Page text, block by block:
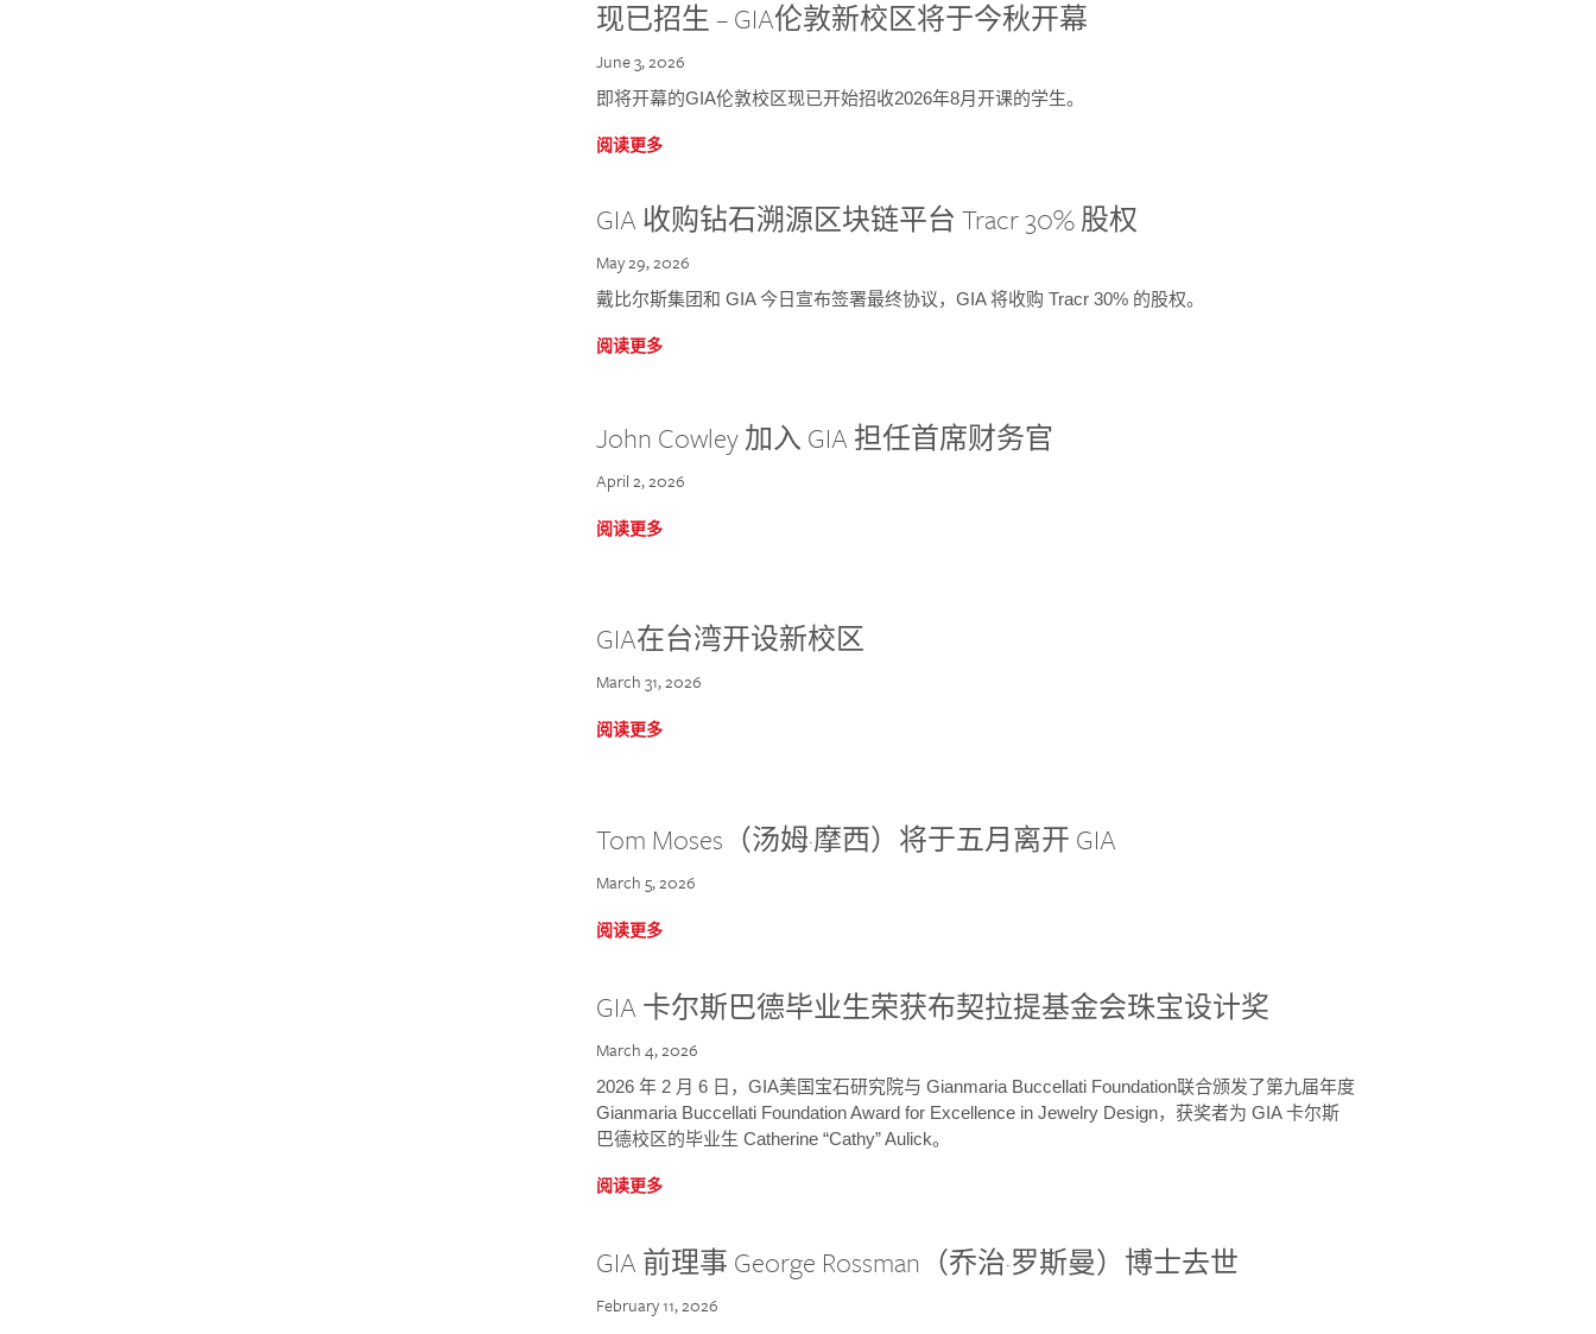
现已招生 – GIA伦敦新校区将于今秋开幕
June 3, 2026
即将开幕的GIA伦敦校区现已开始招收2026年8月开课的学生。
阅读更多
GIA 收购钻石溯源区块链平台 Tracr 30% 股权
May 29, 2026
戴比尔斯集团和 GIA 今日宣布签署最终协议，GIA 将收购 Tracr 30% 的股权。
阅读更多
John Cowley 加入 GIA 担任首席财务官
April 2, 2026
阅读更多
GIA在台湾开设新校区
March 31, 2026
阅读更多
Tom Moses（汤姆·摩西）将于五月离开 GIA
March 5, 2026
阅读更多
GIA 卡尔斯巴德毕业生荣获布契拉提基金会珠宝设计奖
March 4, 2026
2026 年 2 月 6 日，GIA美国宝石研究院与 Gianmaria Buccellati Foundation联合颁发了第九届年度
Gianmaria Buccellati Foundation Award for Excellence in Jewelry Design，获奖者为 GIA 卡尔斯
巴德校区的毕业生 Catherine “Cathy” Aulick。
阅读更多
GIA 前理事 George Rossman（乔治·罗斯曼）博士去世
February 11, 2026